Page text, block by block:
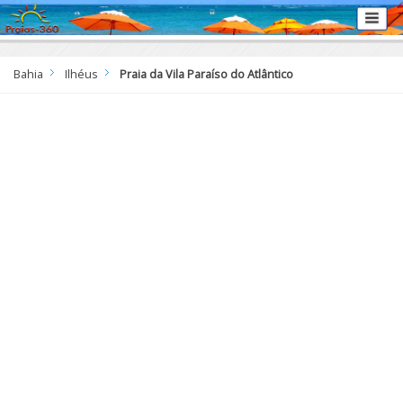
Bahia Ilhéus Praia da Vila Paraíso do Atlântico